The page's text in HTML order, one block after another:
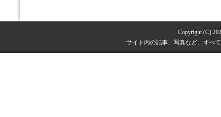
Copyright (C)
サイト内の記事、写真など、すべ